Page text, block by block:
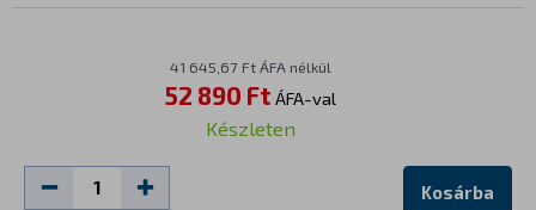
41 645,67 Ft ÁFA nélkül
52 890 Ft ÁFA-val
Készleten
Kosárba